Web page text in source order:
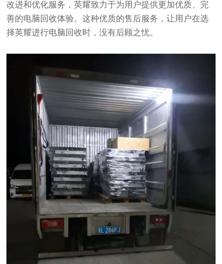
改进和优化服务，英耀致力于为用户提供更加优质、完
善的电脑回收体验。这种优质的售后服务，让用户在选
择英耀进行电脑回收时，没有后顾之忧。